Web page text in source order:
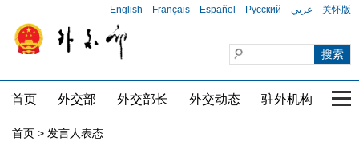
English Français Español Русский عربي 关怀版
首页 外交部 外交部长 外交动态 驻外机构 国
首页 > 发言人表态